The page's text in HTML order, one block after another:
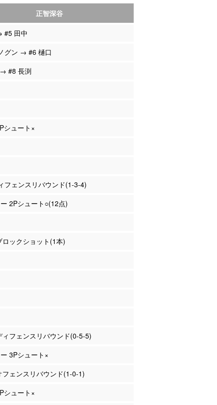
正智深谷
#5 田中
グン → #6 樋口
#8 長渕
シュート×
フェンスリバウンド(1-3-4)
2Pシュート○(12点)
ックショット(1本)
ィフェンスリバウンド(0-5-5)
3Pシュート×
フェンスリバウンド(1-0-1)
シュート×